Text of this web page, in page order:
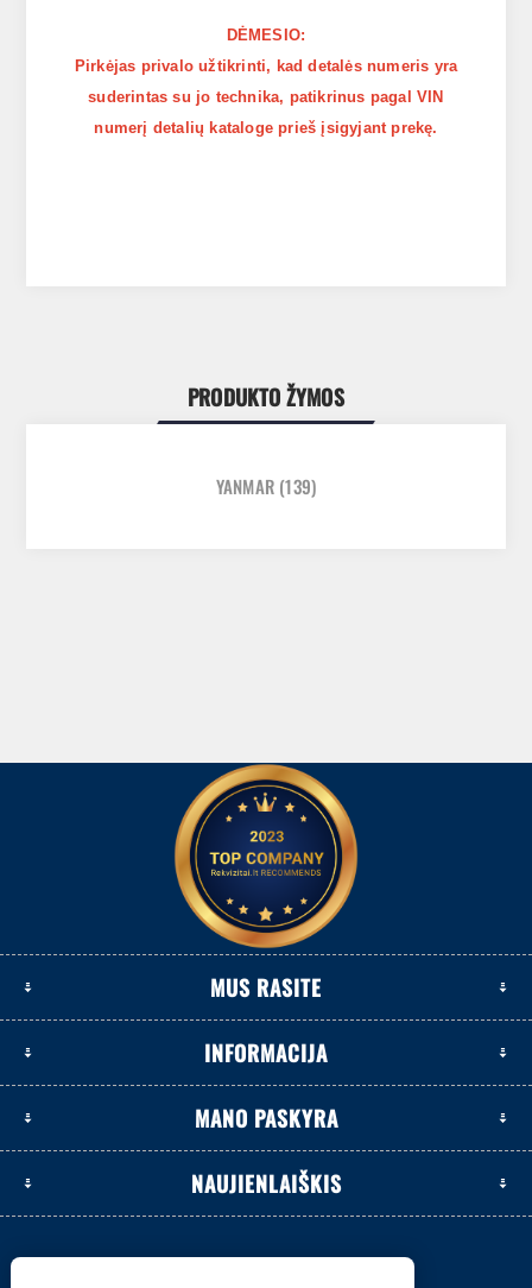
DĖMESIO:
Pirkėjas privalo užtikrinti, kad detalės numeris yra
suderintas su jo technika, patikrinus pagal VIN
numerį detalių kataloge prieš įsigyjant prekę.
PRODUKTO ŽYMOS
YANMAR (139)
MUS RASITE
INFORMACIJA
MANO PASKYRA
NAUJIENLAIŠKIS